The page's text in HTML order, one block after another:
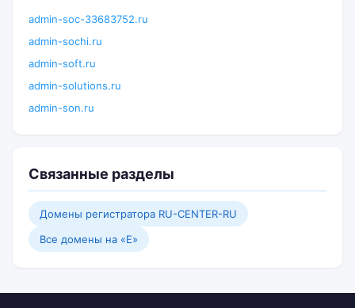
admin-soc-33683752.ru
admin-sochi.ru
admin-soft.ru
admin-solutions.ru
admin-son.ru
Связанные разделы
Домены регистратора RU-CENTER-RU
Все домены на «E»